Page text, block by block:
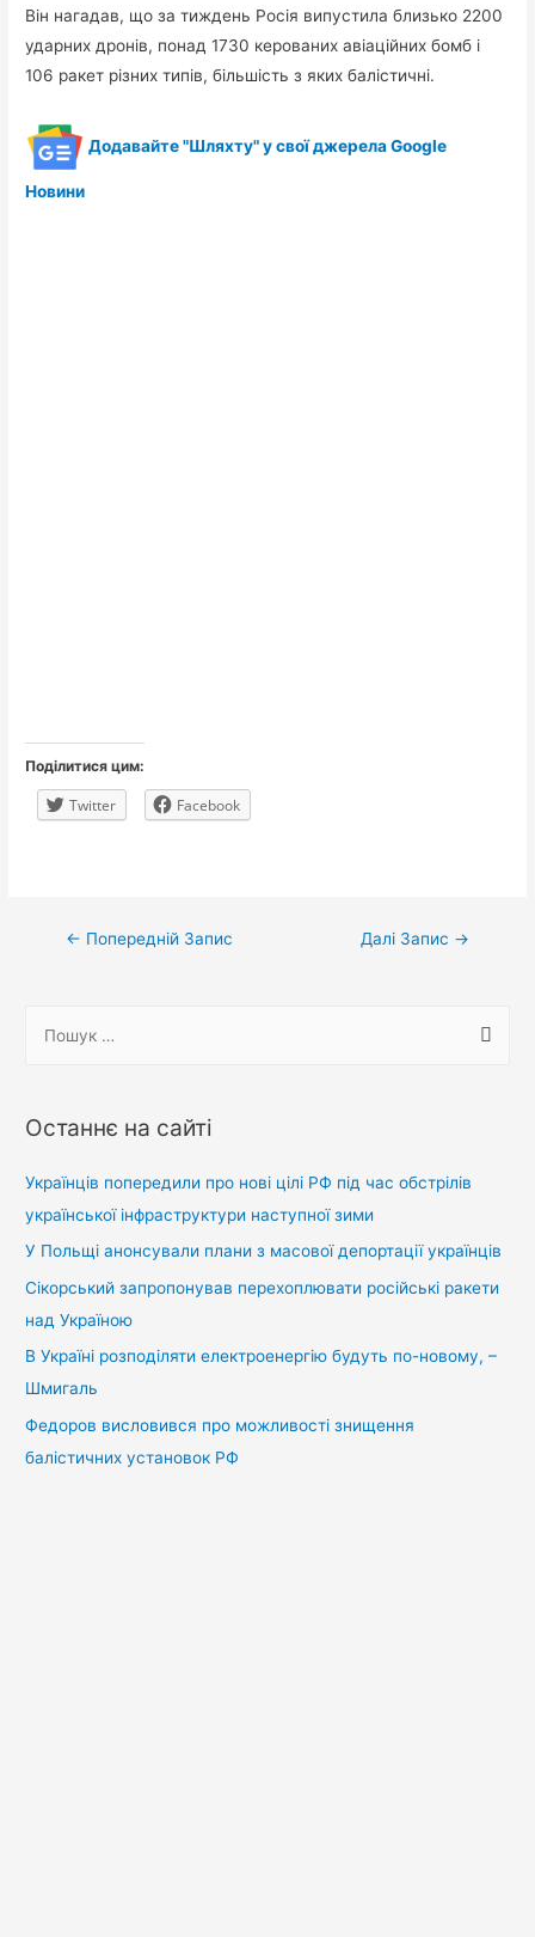
Він нагадав, що за тиждень Росія випустила близько 2200
ударних дронів, понад 1730 керованих авіаційних бомб і
106 ракет різних типів, більшість з яких балістичні.
Додавайте "Шляхту" у свої джерела Google
Новини
Поділитися цим:
Twitter Facebook
Навігація
← Попередній Запис Далі Запис →
у
:
Останнє на сайті
Українців попередили про нові цілі РФ під час обстрілів
української інфраструктури наступної зими
У Польщі анонсували плани з масової депортації українців
Сікорський запропонував перехоплювати російські ракети
над Україною
В Україні розподіляти електроенергію будуть по-новому, –
Шмигаль
Федоров висловився про можливості знищення
балістичних установок РФ